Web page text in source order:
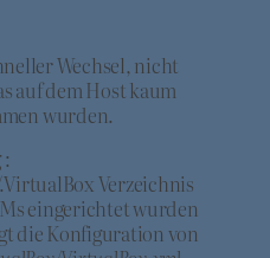
Wechsel, nicht
auf dem Host kaum
wurden.
Verzeichnis
eingerichtet wurden
die Konfiguration von